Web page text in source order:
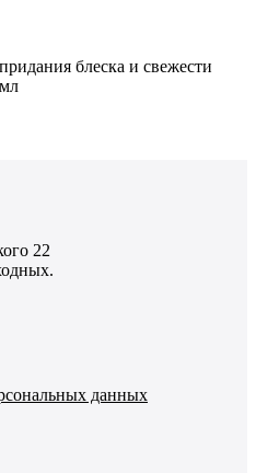
блеска и свежести
22
данных